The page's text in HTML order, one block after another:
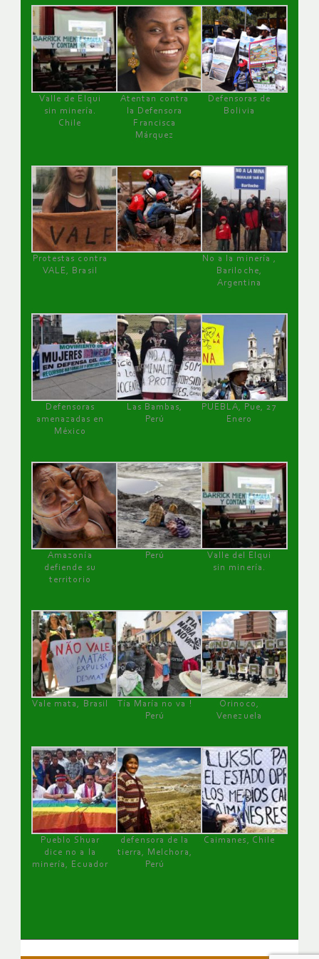
Valle de Elqui
sin minería.
Chile
Atentan contra
la Defensora
Francisca
Márquez
Defensoras de
Bolivia
Protestas contra
VALE, Brasil
No a la minería ,
Bariloche,
Argentina
Defensoras
amenazadas en
México
Las Bambas,
Perú
PUEBLA, Pue, 27
Enero
Amazonía
defiende su
territorio
Perú
Valle del Elqui
sin minería.
Vale mata, Brasil
Tía María no va !
Perú
Orinoco,
Venezuela
Pueblo Shuar
dice no a la
minería, Ecuador
defensora de la
tierra, Melchora,
Perú
Caimanes, Chile